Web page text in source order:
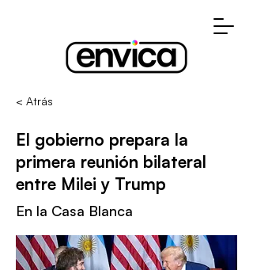
< Atrás
El gobierno prepara la
primera reunión bilateral
entre Milei y Trump
En la Casa Blanca